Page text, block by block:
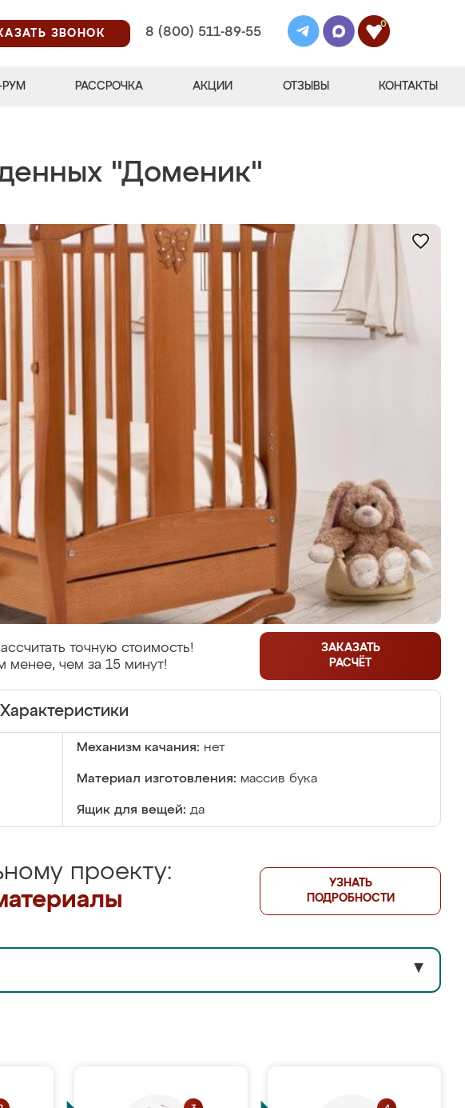
ЗВОНОК
8 (800) 511-89-55
0
РАССРОЧКА АКЦИИ ОТЗЫВЫ КОНТАКТЫ
"Доменик"
точную стоимость!
менее, чем за 15 минут!
ЗАКАЗАТЬ
РАСЧЁТ
Характеристики
Механизм качания: нет
Материал изготовления: массив бука
Ящик для вещей: да
проекту:
УЗНАТЬ
ПОДРОБНОСТИ
▼